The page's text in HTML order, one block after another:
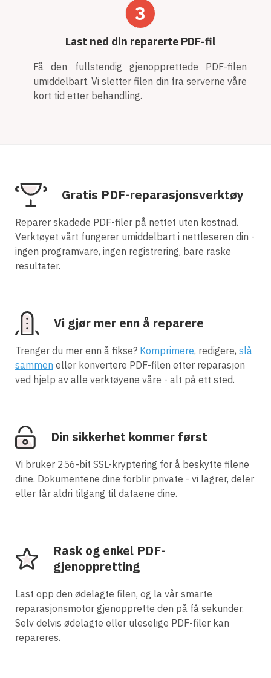
3
Last ned din reparerte PDF-fil
Få den fullstendig gjenopprettede PDF-filen
umiddelbart. Vi sletter filen din fra serverne våre
kort tid etter behandling.
Gratis PDF-reparasjonsverktøy
Reparer skadede PDF-filer på nettet uten kostnad.
Verktøyet vårt fungerer umiddelbart i nettleseren din -
ingen programvare, ingen registrering, bare raske
resultater.
Vi gjør mer enn å reparere
Trenger du mer enn å fikse? Komprimere, redigere, slå
sammen eller konvertere PDF-filen etter reparasjon
ved hjelp av alle verktøyene våre - alt på ett sted.
Din sikkerhet kommer først
Vi bruker 256-bit SSL-kryptering for å beskytte filene
dine. Dokumentene dine forblir private - vi lagrer, deler
eller får aldri tilgang til dataene dine.
Rask og enkel PDF-
gjenoppretting
Last opp den ødelagte filen, og la vår smarte
reparasjonsmotor gjenopprette den på få sekunder.
Selv delvis ødelagte eller uleselige PDF-filer kan
repareres.